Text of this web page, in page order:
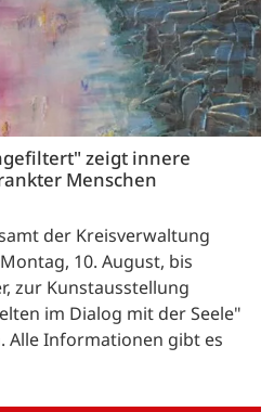
zeigt innere
Menschen
der Kreisverwaltung
10. August, bis
zur Kunstausstellung
im Dialog mit der Seele"
Alle Informationen gibt es